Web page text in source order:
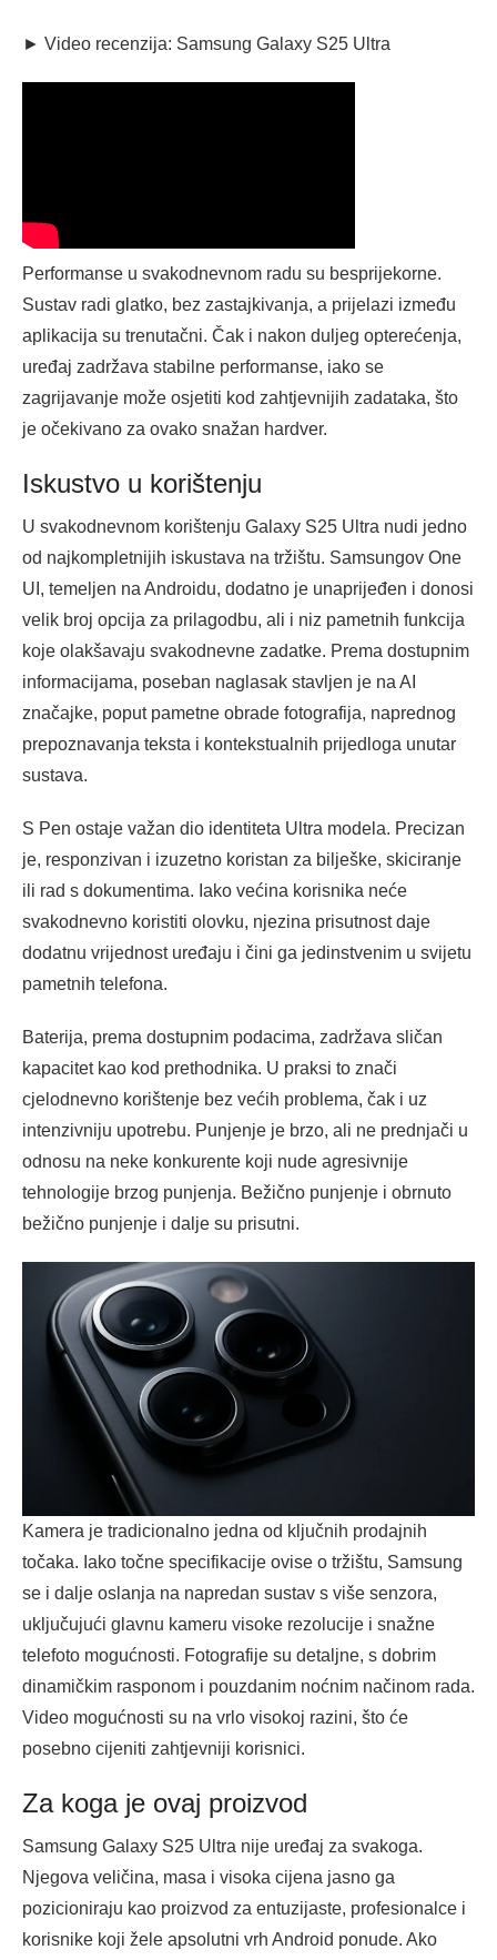
► Video recenzija: Samsung Galaxy S25 Ultra
Performanse u svakodnevnom radu su besprijekorne.
Sustav radi glatko, bez zastajkivanja, a prijelazi između
aplikacija su trenutačni. Čak i nakon duljeg opterećenja,
uređaj zadržava stabilne performanse, iako se
zagrijavanje može osjetiti kod zahtjevnijih zadataka, što
je očekivano za ovako snažan hardver.
Iskustvo u korištenju
U svakodnevnom korištenju Galaxy S25 Ultra nudi jedno
od najkompletnijih iskustava na tržištu. Samsungov One
UI, temeljen na Androidu, dodatno je unaprijeđen i donosi
velik broj opcija za prilagodbu, ali i niz pametnih funkcija
koje olakšavaju svakodnevne zadatke. Prema dostupnim
informacijama, poseban naglasak stavljen je na AI
značajke, poput pametne obrade fotografija, naprednog
prepoznavanja teksta i kontekstualnih prijedloga unutar
sustava.
S Pen ostaje važan dio identiteta Ultra modela. Precizan
je, responzivan i izuzetno koristan za bilješke, skiciranje
ili rad s dokumentima. Iako većina korisnika neće
svakodnevno koristiti olovku, njezina prisutnost daje
dodatnu vrijednost uređaju i čini ga jedinstvenim u svijetu
pametnih telefona.
Baterija, prema dostupnim podacima, zadržava sličan
kapacitet kao kod prethodnika. U praksi to znači
cjelodnevno korištenje bez većih problema, čak i uz
intenzivniju upotrebu. Punjenje je brzo, ali ne prednjači u
odnosu na neke konkurente koji nude agresivnije
tehnologije brzog punjenja. Bežično punjenje i obrnuto
bežično punjenje i dalje su prisutni.
Kamera je tradicionalno jedna od ključnih prodajnih
točaka. Iako točne specifikacije ovise o tržištu, Samsung
se i dalje oslanja na napredan sustav s više senzora,
uključujući glavnu kameru visoke rezolucije i snažne
telefoto mogućnosti. Fotografije su detaljne, s dobrim
dinamičkim rasponom i pouzdanim noćnim načinom rada.
Video mogućnosti su na vrlo visokoj razini, što će
posebno cijeniti zahtjevniji korisnici.
Za koga je ovaj proizvod
Samsung Galaxy S25 Ultra nije uređaj za svakoga.
Njegova veličina, masa i visoka cijena jasno ga
pozicioniraju kao proizvod za entuzijaste, profesionalce i
korisnike koji žele apsolutni vrh Android ponude. Ako